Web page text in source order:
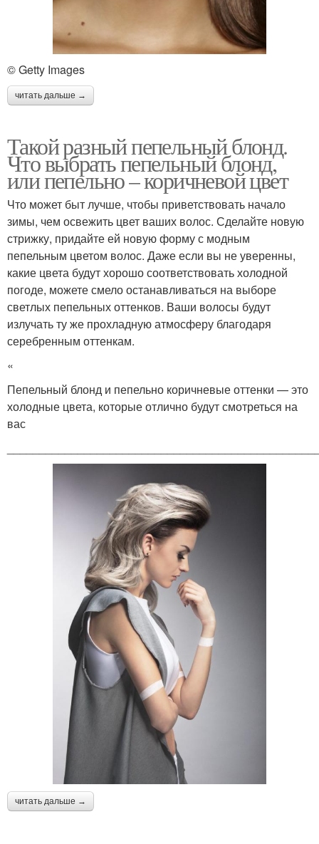
© Getty Images
читать дальше →
Такой разный пепельный блонд.
Что выбрать пепельный блонд,
или пепельно – коричневой цвет
Что может быт лучше, чтобы приветствовать начало
зимы, чем освежить цвет ваших волос. Сделайте новую
стрижку, придайте ей новую форму с модным
пепельным цветом волос. Даже если вы не уверенны,
какие цвета будут хорошо соответствовать холодной
погоде, можете смело останавливаться на выборе
светлых пепельных оттенков. Ваши волосы будут
излучать ту же прохладную атмосферу благодаря
серебренным оттенкам.
«
Пепельный блонд и пепельно коричневые оттенки — это
холодные цвета, которые отлично будут смотреться на
вас
читать дальше →